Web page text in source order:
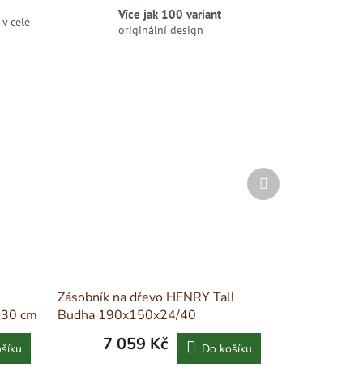
celé
Více jak 100 variant
originální design
cm
Zásobník na dřevo HENRY Tall
Budha 190x150x24/40
7 059 Kč Do košíku
Další
produkt